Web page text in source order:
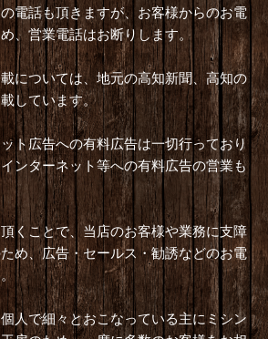
電話も頂きますが、お客様からのお電
、営業電話はお断りします。
については、地元の高知新聞、高知の
しています。
ト広告への有料広告は一切行っており
ンターネット等への有料広告の営業も
くことで、当店のお客様や業務に支障
め、広告・セールス・勧誘などのお電
人で細々とおこなっている主にミシン